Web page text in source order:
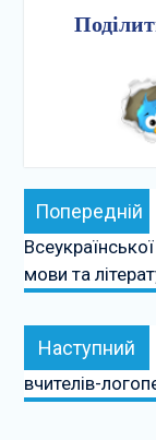
Навігація
записів
Попередній
мови та
Наступний
вчителів-